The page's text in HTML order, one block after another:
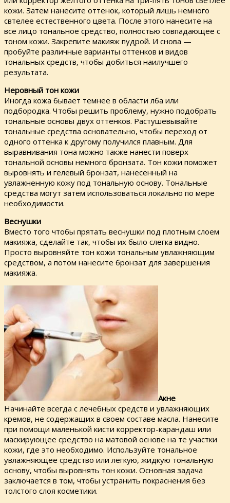
кожи. Затем нанесите оттенок, который лишь немного
свтелее естественного цвета. После этого нанесите на
все лицо тональное средство, полностью совпадающее с
тоном кожи. Закрепите макияж пудрой. И снова —
пробуйте различные варианты оттенков и видов
тональных средств, чтобы добиться наилучшего
результата.
Неровный тон кожи
Иногда кожа бывает темнее в области лба или
подбородка. Чтобы решить проблему, нужно подобрать
тональные основы двух оттенков. Растушевывайте
тональные средства основательно, чтобы переход от
одного оттенка к другому получился плавным. Для
выравнивания тона можно также нанести поверх
тональной основы немного бронзата. Тон кожи поможет
выровнять и гелевый бронзат, нанесенный на
увлажненную кожу под тональную основу. Тональные
средства могут затем использоваться локально по мере
необходимости.
Веснушки
Вместо того чтобы прятать веснушки под плотным слоем
макияжа, сделайте так, чтобы их было слегка видно.
Просто выровняйте тон кожи тональным увлажняющим
средством, а потом нанесите бронзат для завершения
макияжа.
Акне
Начинайте всегда с лечебных средств и увлажняющих
кремов, не содержащих в своем составе масла. Нанесите
при помощи маленькой кисти корректор-карандаш или
маскирующее средство на матовой основе на те участки
кожи, где это необходимо. Используйте тональное
увлажняющее средство или легкую, жидкую тональную
основу, чтобы выровнять тон кожи. Основная задача
заключается в том, чтобы устранить покраснения без
толстого слоя косметики.